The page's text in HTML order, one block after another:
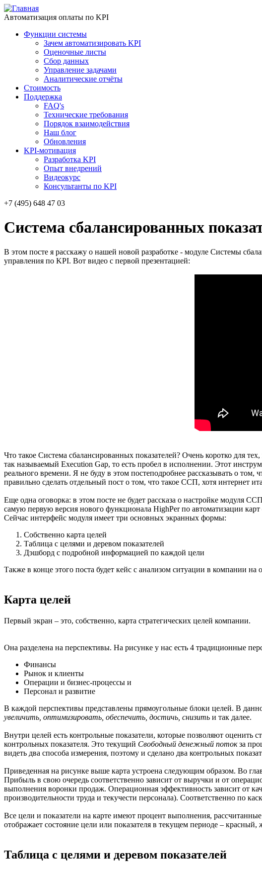
Автоматизация оплаты по KPI
Функции системы
Зачем автоматизировать KPI
Оценочные листы
Сбор данных
Управление задачами
Аналитические отчёты
Стоимость
Поддержка
FAQ's
Технические требования
Порядок взаимодействия
Наш блог
Обновления
KPI-мотивация
Разработка KPI
Опыт внедрений
Видеокурс
Консультанты по KPI
+7 (495) 648 47 03
Система сбалансированных
В этом посте я расскажу о нашей новой разработке - модуле Системы
управления по KPI. Вот видео с первой презентацией:
Что такое Система сбалансированных показателей? Очень коротко для
так называемый Execution Gap, то есть пробел в исполнении. Этот
реального времени. Я не буду в этом постеподробнее рассказывать о
правильно сделать отдельный пост о том, что такое ССП, хотя интернет
Еще одна оговорка: в этом посте не будет рассказа о настройке модуля
самую первую версия нового функционала HighPer по автоматизации
Сейчас интерфейс модуля имеет три основных экранных формы:
Собственно карта целей
Таблица с целями и деревом показателей
Дэшборд с подробной информацией по каждой цели
Также в конце этого поста будет кейс с анализом ситуации в компании на
Карта целей
Первый экран – это, собственно, карта стратегических целей компании.
Она разделена на перспективы. На рисунке у нас есть 4 традиционные
Финансы
Рынок и клиенты
Операции и бизнес-процессы и
Персонал и развитие
В каждой перспективы представлены прямоугольные блоки целей. В
увеличить, оптимизировать, обеспечить, достичь, снизить и так далее.
Внутри целей есть контрольные показатели, которые позволяют
контрольных показателя. Это текущий Свободный денежный потокза
видеть два способа измерения, поэтому и сделано два контрольных
Приведенная на рисунке выше карта устроена следующим образом. Во
Прибыль в свою очередь соответственно зависит от выручки и от
выполнения воронки продаж. Операционная эффективность зависит от
производительности труда и текучести персонала). Соответственно по
Все цели и показатели на карте имеют процент выполнения,
отображает состояние цели или показателя в текущем периоде –
Таблица с целями и деревом показателей